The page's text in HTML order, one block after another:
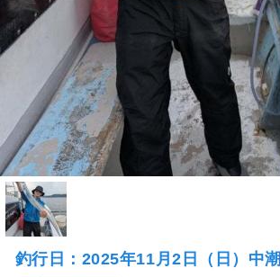
釣行日：2025年11月2日（日）中潮